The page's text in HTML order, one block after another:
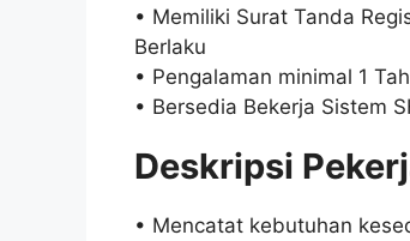
• Memiliki Surat Tanda
Berlaku
• Pengalaman minimal 1
• Bersedia Bekerja Sistem
Deskripsi
• Mencatat kebutuhan